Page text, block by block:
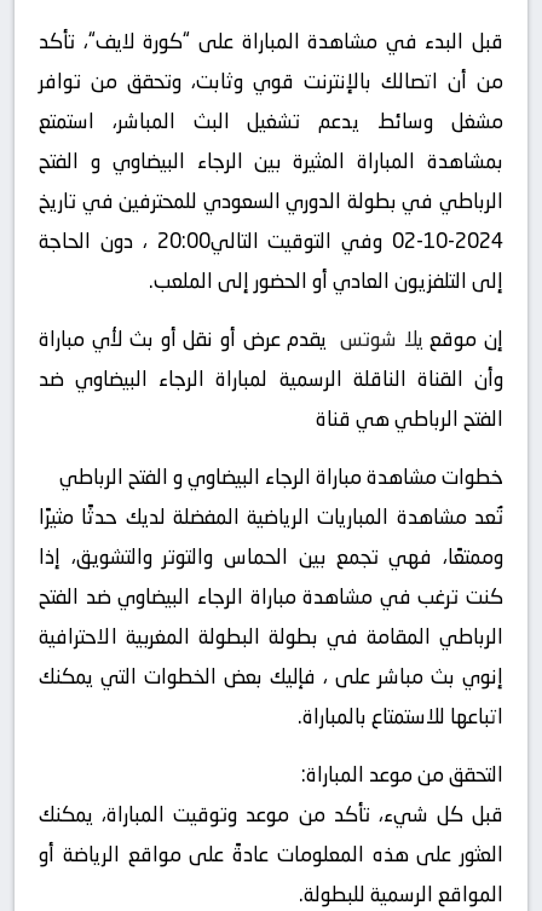
قبل البدء في مشاهدة المباراة على “كورة لايف“، تأكد
من أن اتصالك بالإنترنت قوي وثابت، وتحقق من توافر
مشغل وسائط يدعم تشغيل البث المباشر، استمتع
بمشاهدة المباراة المثيرة بين الرجاء البيضاوي و الفتح
الرباطي في بطولة الدوري السعودي للمحترفين في تاريخ
2024-10-02 وفي التوقيت التالي20:00 ، دون الحاجة
إلى التلفزيون العادي أو الحضور إلى الملعب.
إن موقع يلا شوتسيقدم عرض أو نقل أو بث لأي مباراة
وأن القناة الناقلة الرسمية لمباراة الرجاء البيضاوي ضد
الفتح الرباطي هي قناة
خطوات مشاهدة مباراة الرجاء البيضاوي و الفتح الرباطي
تُعد مشاهدة المباريات الرياضية المفضلة لديك حدثًا مثيرًا
وممتعًا، فهي تجمع بين الحماس والتوتر والتشويق، إذا
كنت ترغب في مشاهدة مباراة الرجاء البيضاوي ضد الفتح
الرباطي المقامة في بطولة البطولة المغربية الاحترافية
إنوي بث مباشر على ، فإليك بعض الخطوات التي يمكنك
اتباعها للاستمتاع بالمباراة.
التحقق من موعد المباراة:
قبل كل شيء، تأكد من موعد وتوقيت المباراة، يمكنك
العثور على هذه المعلومات عادةً على مواقع الرياضة أو
المواقع الرسمية للبطولة.